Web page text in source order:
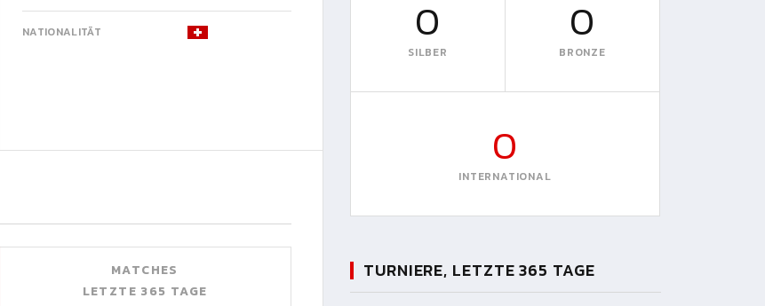
NATIONALITÄT
MATCHES
LETZTE 365 TAGE
0
SILBER
0
BRONZE
0
INTERNATIONAL
TURNIERE, LETZTE 365 TAGE